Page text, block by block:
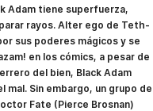
Adam tiene superfuerza,
rayos. Alter ego de Teth-
sus poderes mágicos y se
en los cómics, a pesar de
del bien, Black Adam
mal. Sin embargo, un grupo de
Fate (Pierce Brosnan)